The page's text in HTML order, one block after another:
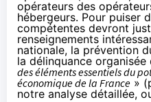
opérateurs des
hébergeurs. Pour puiser
compétentes devront
renseignements
nationale, la prévention
la délinquance
des éléments essentiels du
économique de la France »
notre analyse détaillée,